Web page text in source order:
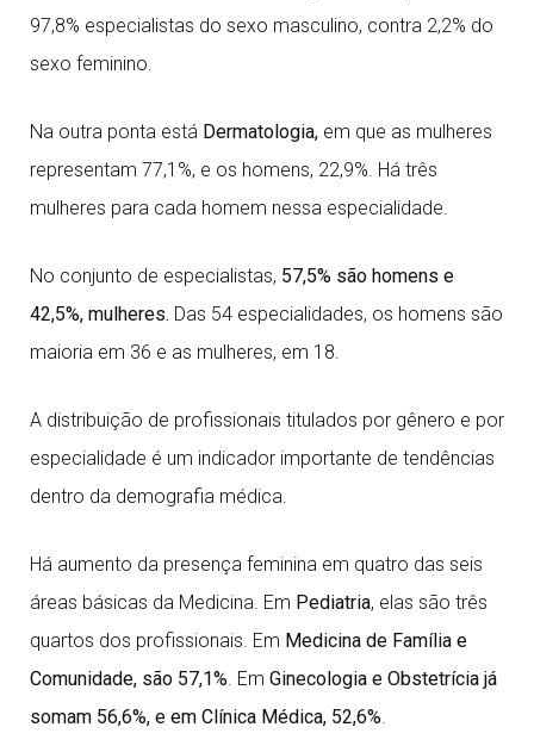
97,8% especialistas do sexo masculino, contra 2,2% do
sexo feminino.
Na outra ponta está Dermatologia, em que as mulheres
representam 77,1%, e os homens, 22,9%. Há três
mulheres para cada homem nessa especialidade.
No conjunto de especialistas, 57,5% são homens e
42,5%, mulheres. Das 54 especialidades, os homens são
maioria em 36 e as mulheres, em 18.
A distribuição de profissionais titulados por gênero e por
especialidade é um indicador importante de tendências
dentro da demografia médica.
Há aumento da presença feminina em quatro das seis
áreas básicas da Medicina. Em Pediatria, elas são três
quartos dos profissionais. Em Medicina de Família e
Comunidade, são 57,1%. Em Ginecologia e Obstetrícia já
somam 56,6%, e em Clínica Médica, 52,6%.